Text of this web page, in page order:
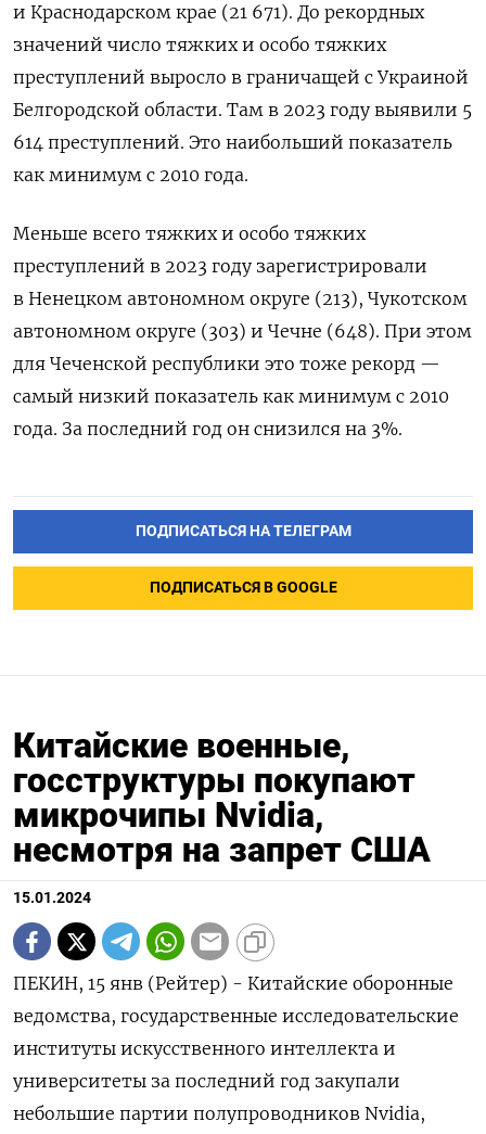
и Краснодарском крае (21 671). До рекордных
значений число тяжких и особо тяжких
преступлений выросло в граничащей с Украиной
Белгородской области. Там в 2023 году выявили 5
614 преступлений. Это наибольший показатель
как минимум с 2010 года.
Меньше всего тяжких и особо тяжких
преступлений в 2023 году зарегистрировали
в Ненецком автономном округе (213), Чукотском
автономном округе (303) и Чечне (648). При этом
для Чеченской республики это тоже рекорд —
самый низкий показатель как минимум с 2010
года. За последний год он снизился на 3%.
ПОДПИСАТЬСЯ НА ТЕЛЕГРАМ
ПОДПИСАТЬСЯ В GOOGLE
Китайские военные,
госструктуры покупают
микрочипы Nvidia,
несмотря на запрет США
15.01.2024
ПЕКИН, 15 янв (Рейтер) - Китайские оборонные
ведомства, государственные исследовательские
институты искусственного интеллекта и
университеты за последний год закупали
небольшие партии полупроводников Nvidia,